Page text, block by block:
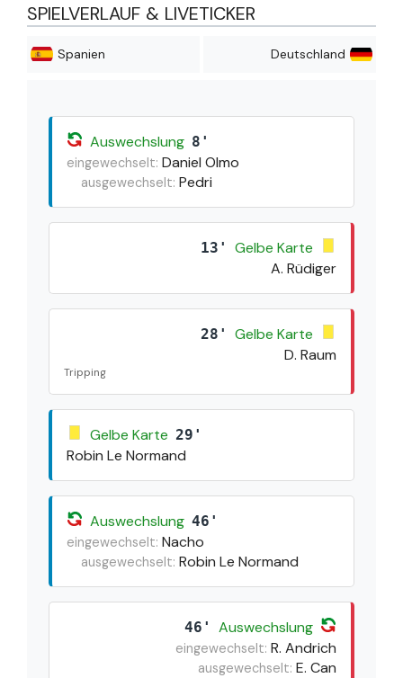
SPIELVERLAUF & LIVETICKER
Spanien Deutschland
Auswechslung 8'
eingewechselt: Daniel Olmo
ausgewechselt: Pedri
13'
Gelbe Karte
A. Rüdiger
28'
Gelbe Karte
D. Raum
Tripping
Gelbe Karte 29'
Robin Le Normand
Auswechslung 46'
eingewechselt: Nacho
ausgewechselt: Robin Le Normand
46' Auswechslung
eingewechselt: R. Andrich
ausgewechselt: E. Can